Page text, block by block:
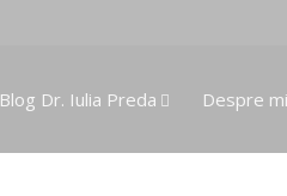
Blog Dr. Iulia Preda Despre